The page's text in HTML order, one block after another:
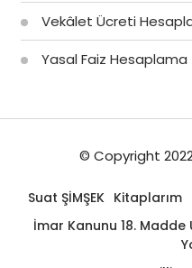
Vekâlet Ücreti
Yasal Faiz Hesaplama
© Copyright 2022,
Suat ŞİMŞEK Kitaplarım
İmar Kanunu 18.